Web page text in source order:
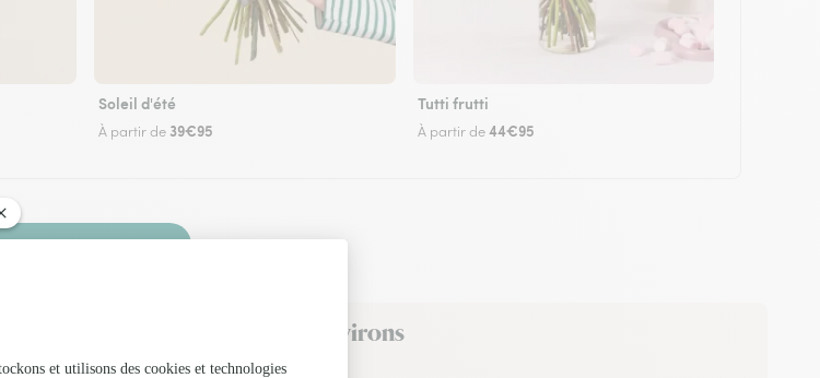
Soleil d'été
À partir de 39€95
Tutti frutti
À partir de44€95
Faire livrer des fleurs
à Laugnac et dans ses environs